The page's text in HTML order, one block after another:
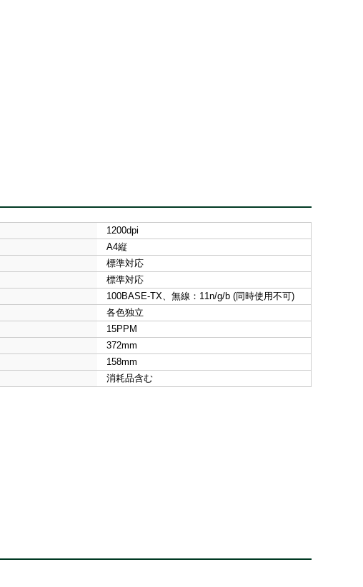
1200dpi
A4縦
標準対応
標準対応
100BASE-TX、無線：11n/g/b (同時使用不可)
各色独立
15PPM
372mm
158mm
消耗品含む